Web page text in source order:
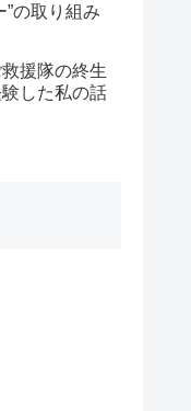
”の取り組み
援隊の終生
した私の話